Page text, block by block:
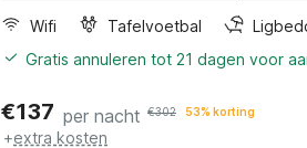
Wifi
Tafelvoetbal
Gratis annuleren tot 21 dagen voor
€137 per nacht €302 53% korting
+extra kosten